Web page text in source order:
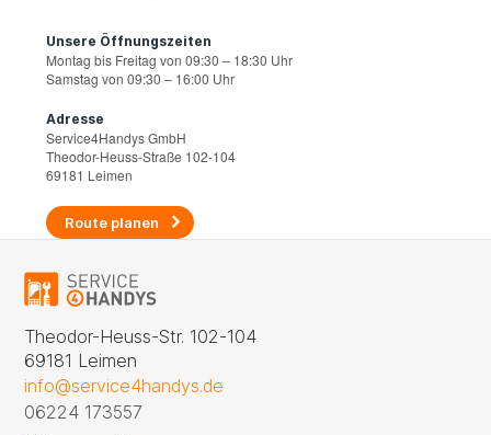
Unsere Öffnungszeiten
Montag bis Freitag von 09:30 – 18:30 Uhr
Samstag von 09:30 – 16:00 Uhr
Adresse
Service4Handys GmbH
Theodor-Heuss-Straße 102-104
69181 Leimen
Route planen
Theodor-Heuss-Str. 102-104
69181 Leimen
info@service4handys.de
06224 173557